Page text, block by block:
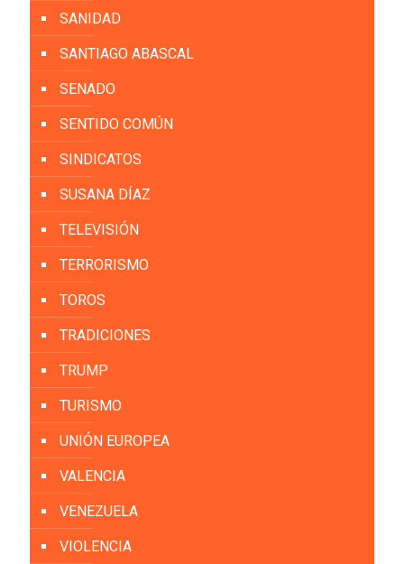
SANIDAD
SANTIAGO ABASCAL
SENADO
SENTIDO COMÚN
SINDICATOS
SUSANA DÍAZ
TELEVISIÓN
TERRORISMO
TOROS
TRADICIONES
TRUMP
TURISMO
UNIÓN EUROPEA
VALENCIA
VENEZUELA
VIOLENCIA